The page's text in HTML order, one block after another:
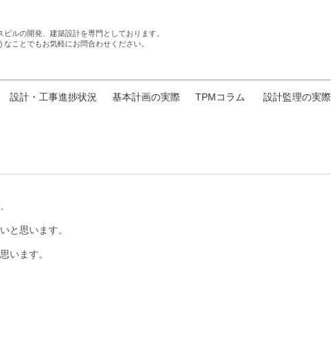
ビルの開発、建築設計を専門としております。
なことでもお気軽にお問合わせください。
設計・工事進捗状況 基本計画の実際 TPMコラム 設計監理の実際
と思います。
います。